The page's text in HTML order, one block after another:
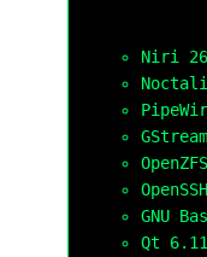
Niri
GNU
Qt